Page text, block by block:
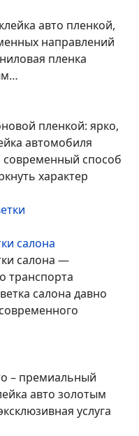
авто пленкой,
направлений
пленка
пленкой: ярко,
автомобиля
способ
характер
салона
салона —
транспорта
салона давно
– премиальный
авто золотым
услуга